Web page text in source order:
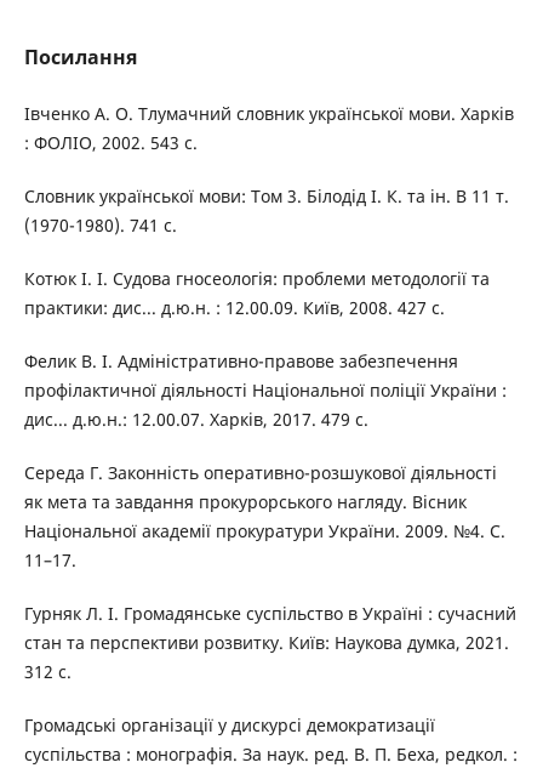
Посилання
Івченко А. О. Тлумачний словник української мови. Харків
: ФОЛІО, 2002. 543 с.
Словник української мови: Том 3. Білодід І. К. та ін. В 11 т.
(1970-1980). 741 с.
Котюк І. І. Судова гносеологія: проблеми методології та
практики: дис... д.ю.н. : 12.00.09. Київ, 2008. 427 с.
Фелик В. І. Адміністративно-правове забезпечення
профілактичної діяльності Національної поліції України :
дис... д.ю.н.: 12.00.07. Харків, 2017. 479 с.
Середа Г. Законність оперативно-розшукової діяльності
як мета та завдання прокурорського нагляду. Вісник
Національної академії прокуратури України. 2009. №4. С.
11–17.
Гурняк Л. І. Громадянське суспільство в Україні : сучасний
стан та перспективи розвитку. Київ: Наукова думка, 2021.
312 с.
Громадські організації у дискурсі демократизації
суспільства : монографія. За наук. ред. В. П. Беха, редкол. :